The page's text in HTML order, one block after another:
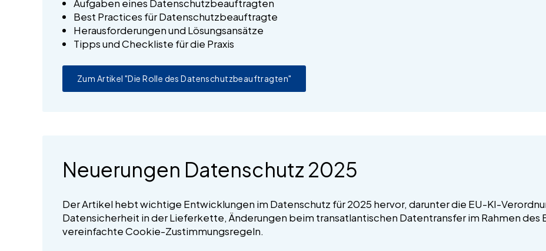
Aufgaben eines Datenschutzbeauftragten
Best Practices für Datenschutzbeauftragte
Herausforderungen und Lösungsansätze
Tipps und Checkliste für die Praxis
Zum Artikel "Die Rolle des Datenschutzbeauftragten"
Neuerungen Datenschutz 2025
Der Artikel hebt wichtige Entwicklungen im Datenschutz für 2025 hervor, darunter die EU-KI-
Datensicherheit in der Lieferkette, Änderungen beim transatlantischen Datentransfer im Rahmen des
vereinfachte Cookie-Zustimmungsregeln.